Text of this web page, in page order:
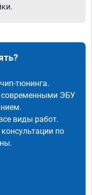
тюнинга.
современными ЭБУ
виды работ.
по